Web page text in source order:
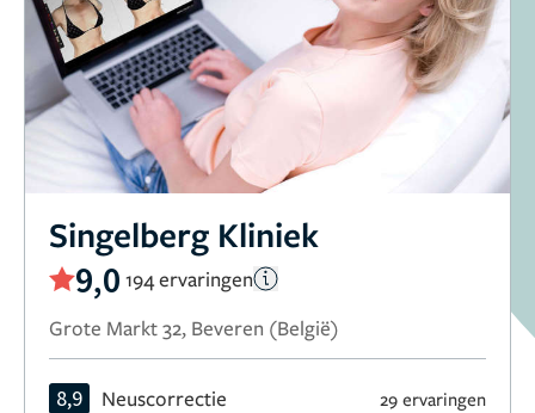
Singelberg Kliniek
9,0 194 ervaringen
Grote Markt 32, Beveren (België)
8,9 Neuscorrectie 29 ervaringen